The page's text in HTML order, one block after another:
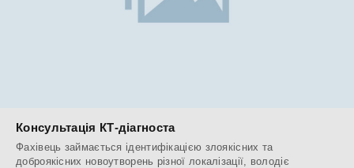
Консультація КТ-діагноста
Фахівець займається ідентифікацією злоякісних та
доброякісних новоутворень різної локалізації, володіє